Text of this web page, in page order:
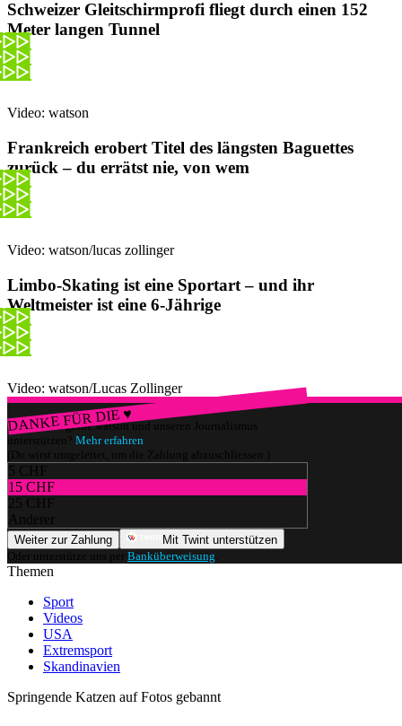
Schweizer Gleitschirmprofi fliegt durch einen 152
Meter langen Tunnel
Video: watson
Frankreich erobert Titel des längsten Baguettes
zurück – du errätst nie, von wem
Video: watson/lucas zollinger
Limbo-Skating ist eine Sportart – und ihr
Weltmeister ist eine 6-Jährige
Video: watson/Lucas Zollinger
DANKE FÜR DIE ♥
Würdest du gerne watson und unseren Journalismus
unterstützen? Mehr erfahren
(Du wirst umgeleitet, um die Zahlung abzuschliessen.)
5 CHF
15 CHF
25 CHF
Anderer
Weiter zur Zahlung
Mit Twint unterstützen
Oder unterstütze uns per Banküberweisung
Themen
Sport
Videos
USA
Extremsport
Skandinavien
Springende Katzen auf Fotos gebannt